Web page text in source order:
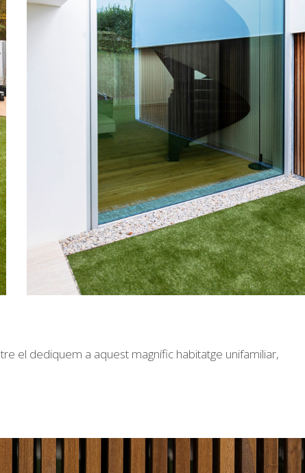
el dediquem a aquest magnífic habitatge unifamiliar,